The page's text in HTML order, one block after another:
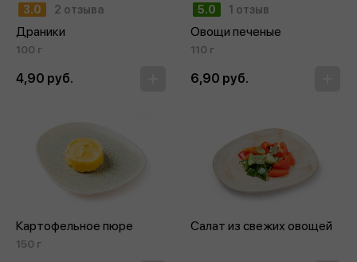
3.0 2 отзыва
Драники
100 г
4,90 руб.
5.0 1 отзыв
Овощи печеные
110 г
6,90 руб.
Картофельное пюре
150 г
Салат из свежих овощей